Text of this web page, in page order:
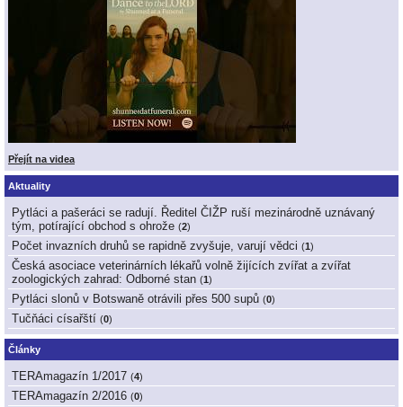
Přejít na videa
Aktuality
Pytláci a pašeráci se radují. Ředitel ČIŽP ruší mezinárodně uznávaný
tým, potírající obchod s ohrože (2)
Počet invazních druhů se rapidně zvyšuje, varují vědci (1)
Česká asociace veterinárních lékařů volně žijících zvířat a zvířat
zoologických zahrad: Odborné stan (1)
Pytláci slonů v Botswaně otrávili přes 500 supů (0)
Tučňáci císařští (0)
Články
TERAmagazín 1/2017 (4)
TERAmagazín 2/2016 (0)